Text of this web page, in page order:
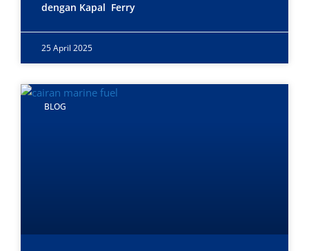
dengan Kapal Ferry
25 April 2025
BLOG